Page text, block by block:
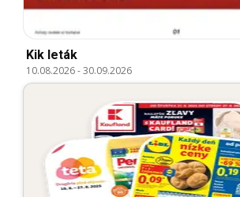
Kik leták
10.08.2026-30.09.2026